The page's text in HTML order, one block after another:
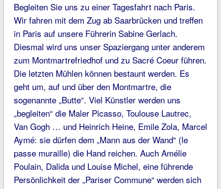
Begleiten Sie uns zu einer Tagesfahrt nach Paris.
Wir fahren mit dem Zug ab Saarbrücken und treffen
in Paris auf unsere Führerin Sabine Gerlach.
Diesmal wird uns unser Spaziergang unter anderem
zum Montmartrefriedhof und zu Sacré Coeur führen.
Die letzten Mühlen können bestaunt werden. Es
geht um, auf und über den Montmartre, die
sogenannte „Butte“. Viel Künstler werden uns
„begleiten“ die Maler Picasso, Toulouse Lautrec,
Van Gogh … und Heinrich Heine, Emile Zola, Marcel
Aymé: sie dürfen dem „Mann aus der Wand“ (le
passe muraille) die Hand reichen. Auch Amélie
Poulain, Dalida und Louise Michel, eine führende
Persönlichkeit der „Pariser Commune“ werden sich